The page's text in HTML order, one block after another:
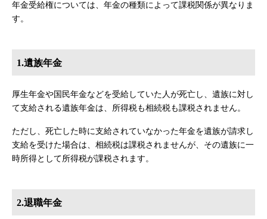
年金受給権については、年金の種類によって課税関係が異なりま
す。
1.遺族年金
厚生年金や国民年金などを受給していた人が死亡し、遺族に対し
て支給される遺族年金は、所得税も相続税も課税されません。
ただし、死亡した時に支給されていなかった年金を遺族が請求し
支給を受けた場合は、相続税は課税されませんが、その遺族に一
時所得として所得税が課税されます。
2.退職年金